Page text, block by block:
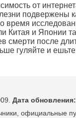
от
подвержены
время
Китая и Японии
смерти после
гуляйте и
Дата обновления:
официальные